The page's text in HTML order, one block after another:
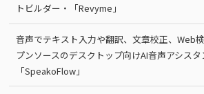
トビルダー・「Revyme」
音声でテキスト入力や翻訳、文章校正、Web
プンソースのデスクトップ向けAI音声アシスタ
「SpeakoFlow」